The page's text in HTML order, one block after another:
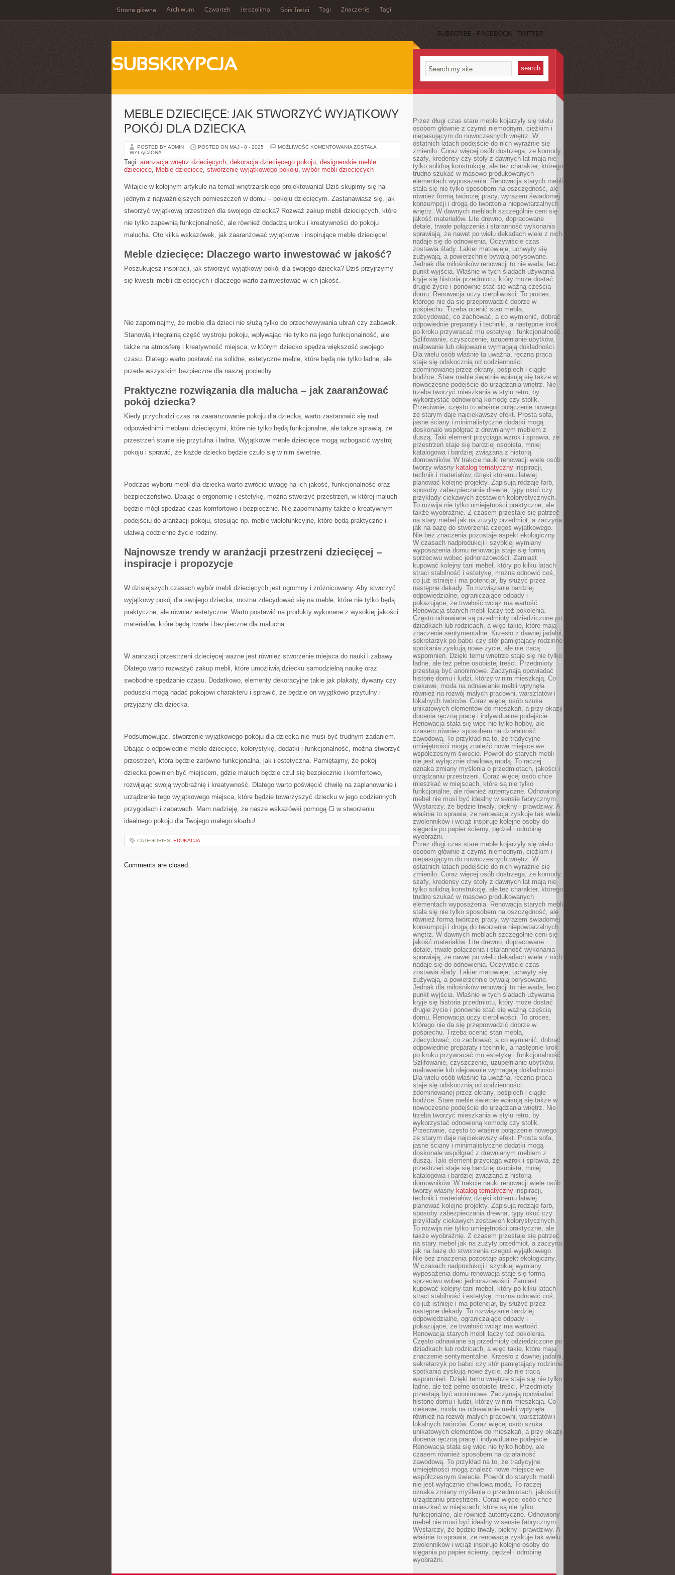
Strona główna Archiwum Czwartek Jerozolima Spis Treści Tagi Znaczenie Tagi
SUBSCRIBE FACEBOOK TWITTER
SUBSKRYPCJA
MEBLE DZIECIĘCE: JAK STWORZYĆ WYJĄTKOWY
POKÓJ DLA DZIECKA
POSTED BY ADMIN POSTED ON MAJ - 8 - 2025 MOŻLIWOŚĆ KOMENTOWANIA MEBLE
STWORZYĆ
WYJĄTKOWY
POKÓJ
DZIECKA
ZOSTAŁA
WYŁĄCZONA
Tagi: aranżacja wnętrz dziecięcych, dekoracja dziecięcego pokoju, designerskie meble
dziecięce, Meble dziecięce, stworzenie wyjątkowego pokoju, wybór mebli dziecięcych
Witajcie w kolejnym artykule na temat wnętrzarskiego projektowania! Dziś skupimy ⁣się na
jednym z najważniejszych​ pomieszczeń‍ w​ domu‌ – ⁢pokoju dziecięcym. Zastanawiasz się, jak
stworzyć wyjątkową przestrzeń dla‌ swojego ‌dziecka? Rozważ zakup mebli dziecięcych,⁣ które
nie tylko zapewnią ⁤funkcjonalność, ale również dodadzą​ uroku i kreatywności do pokoju
malucha. Oto ⁤kilka wskazówek,⁢ jak zaaranżować⁤ wyjątkowe i inspirujące meble dziecięce!
Meble dziecięce: Dlaczego warto inwestować w jakość?
Poszukujesz⁢ inspiracji, jak stworzyć wyjątkowy pokój dla‌ swojego dziecka?​ Dziś⁤ przyjrzymy
‍się⁢ kwestii mebli dziecięcych i dlaczego warto⁢ zainwestować⁢ w‌ ich⁤ jakość.
Nie zapominajmy,⁤ że⁤ meble ⁣dla dzieci nie‌ służą‍ tylko do przechowywania ubrań czy zabawek.⁣
Stanowią integralną⁣ część ⁤wystroju pokoju, wpływając nie tylko na jego funkcjonalność, ale
także na atmosferę i kreatywność miejsca, w którym dziecko spędza większość⁢ swojego
czasu. Dlatego ⁤warto postawić na solidne, estetyczne meble, które będą nie tylko​ ładne, ale
przede wszystkim bezpieczne dla‌ naszej pociechy. ⁢
Praktyczne rozwiązania dla​ malucha – jak zaaranżować
pokój ⁤dziecka?
Kiedy przychodzi czas na zaaranżowanie ⁣pokoju dla‌ dziecka, ⁣warto zastanowić się⁣ nad
odpowiednimi​ meblami dziecięcymi, które nie tylko ‍będą funkcjonalne, ale także sprawią, że
przestrzeń stanie ⁤się przytulna⁣ i ładna. Wyjątkowe meble dziecięce​ mogą⁢ wzbogacić ⁢wystrój
pokoju⁢ i sprawić, że każde dziecko będzie czuło się w nim świetnie.
Podczas wyboru mebli dla dziecka warto zwrócić⁣ uwagę ⁤na ich jakość, funkcjonalność oraz
bezpieczeństwo. Dbając o ergonomię i estetykę,‌ można ⁤stworzyć przestrzeń,⁤ w⁣ której maluch
będzie mógł spędzać czas ‌komfortowo i ​bezpiecznie. Nie zapominajmy także o kreatywnym
podejściu do aranżacji pokoju, stosując np. meble wielofunkcyjne, które ⁢będą praktyczne i
‌ułatwią codzienne życie rodziny.
Najnowsze trendy w ​aranżacji przestrzeni ‌dziecięcej –
inspiracje i propozycje
W⁢ dzisiejszych czasach wybór mebli‍ dziecięcych jest ogromny ​i zróżnicowany. Aby stworzyć
wyjątkowy pokój dla‍ swojego dziecka, można zdecydować się⁢ na meble, które nie tylko będą
praktyczne, ale również estetyczne. Warto postawić na‌ produkty​ wykonane z ⁤wysokiej jakości
materiałów, które będą trwałe i bezpieczne dla malucha.
W aranżacji przestrzeni dziecięcej ważne jest również⁤ stworzenie miejsca do‌ nauki i zabawy.
Dlatego warto ⁣rozważyć zakup mebli, które umożliwią​ dziecku samodzielną naukę oraz
swobodne spędzanie czasu.‍ Dodatkowo, ⁣elementy⁤ dekoracyjne takie jak plakaty, dywany czy
poduszki mogą nadać pokojowi charakteru i sprawić, że będzie on wyjątkowo przytulny i
przyjazny dla‍ dziecka.
Podsumowując, stworzenie wyjątkowego pokoju dla dziecka nie⁢ musi być‌ trudnym ‌zadaniem.
Dbając o odpowiednie⁢ meble⁣ dziecięce, kolorystykę, dodatki i funkcjonalność, ⁤można stworzyć
⁤przestrzeń, która będzie⁣ zarówno funkcjonalna, jak‍ i estetyczna. ​Pamiętajmy, że pokój
‍dziecka powinien ‍być miejscem, gdzie maluch będzie czuł się bezpiecznie i komfortowo,
rozwijając swoją wyobraźnię i⁢ kreatywność. Dlatego warto⁢ poświęcić ⁣chwilę na zaplanowanie ⁤i‍
urządzenie tego wyjątkowego miejsca, które⁤ będzie towarzyszyć dziecku w jego codziennych
przygodach i zabawach. Mam nadzieję, że nasze wskazówki⁣ pomogą Ci ⁢w stworzeniu
idealnego pokoju dla Twojego małego skarbu!
CATEGORIES: EDUKACJA
Comments are closed.
Przez długi czas stare meble kojarzyły się wielu
osobom głównie z czymś niemodnym, ciężkim i
niepasującym do nowoczesnych wnętrz. W
ostatnich latach podejście do nich wyraźnie się
zmieniło. Coraz więcej osób dostrzega, że komody,
szafy, kredensy czy stoły z dawnych lat mają nie
tylko solidną konstrukcję, ale też charakter, którego
trudno szukać w masowo produkowanych
elementach wyposażenia. Renowacja starych mebli
stała się nie tylko sposobem na oszczędność, ale
również formą twórczej pracy, wyrazem świadomej
konsumpcji i drogą do tworzenia niepowtarzalnych
wnętrz. W dawnych meblach szczególnie ceni się
jakość materiałów. Lite drewno, dopracowane
detale, trwałe połączenia i staranność wykonania
sprawiają, że nawet po wielu dekadach wiele z nich
nadaje się do odnowienia. Oczywiście czas
zostawia ślady. Lakier matowieje, uchwyty się
zużywają, a powierzchnie bywają porysowane.
Jednak dla miłośników renowacji to nie wada, lecz
punkt wyjścia. Właśnie w tych śladach używania
kryje się historia przedmiotu, który może dostać
drugie życie i ponownie stać się ważną częścią
domu. Renowacja uczy cierpliwości. To proces,
którego nie da się przeprowadzić dobrze w
pośpiechu. Trzeba ocenić stan mebla,
zdecydować, co zachować, a co wymienić, dobrać
odpowiednie preparaty i techniki, a następnie krok
po kroku przywracać mu estetykę i funkcjonalność.
Szlifowanie, czyszczenie, uzupełnianie ubytków,
malowanie lub olejowanie wymagają dokładności.
Dla wielu osób właśnie ta uważna, ręczna praca
staje się odskocznią od codzienności
zdominowanej przez ekrany, pośpiech i ciągłe
bodźce. Stare meble świetnie wpisują się także w
nowoczesne podejście do urządzania wnętrz. Nie
trzeba tworzyć mieszkania w stylu retro, by
wykorzystać odnowioną komodę czy stolik.
Przeciwnie, często to właśnie połączenie nowego
ze starym daje najciekawszy efekt. Prosta sofa,
jasne ściany i minimalistyczne dodatki mogą
doskonale współgrać z drewnianym meblem z
duszą. Taki element przyciąga wzrok i sprawia, że
przestrzeń staje się bardziej osobista, mniej
katalogowa i bardziej związana z historią
domowników. W trakcie nauki renowacji wiele osób
tworzy własny katalog tematyczny inspiracji,
technik i materiałów, dzięki któremu łatwiej
planować kolejne projekty. Zapisują rodzaje farb,
sposoby zabezpieczania drewna, typy okuć czy
przykłady ciekawych zestawień kolorystycznych.
To rozwija nie tylko umiejętności praktyczne, ale
także wyobraźnię. Z czasem przestaje się patrzeć
na stary mebel jak na zużyty przedmiot, a zaczyna
jak na bazę do stworzenia czegoś wyjątkowego.
Nie bez znaczenia pozostaje aspekt ekologiczny.
W czasach nadprodukcji i szybkiej wymiany
wyposażenia domu renowacja staje się formą
sprzeciwu wobec jednorazowości. Zamiast
kupować kolejny tani mebel, który po kilku latach
straci stabilność i estetykę, można odnowić coś,
co już istnieje i ma potencjał, by służyć przez
następne dekady. To rozwiązanie bardziej
odpowiedzialne, ograniczające odpady i
pokazujące, że trwałość wciąż ma wartość.
Renowacja starych mebli łączy też pokolenia.
Często odnawiane są przedmioty odziedziczone po
dziadkach lub rodzicach, a więc takie, które mają
znaczenie sentymentalne. Krzesło z dawnej jadalni,
sekretarzyk po babci czy stół pamiętający rodzinne
spotkania zyskują nowe życie, ale nie tracą
wspomnień. Dzięki temu wnętrze staje się nie tylko
ładne, ale też pełne osobistej treści. Przedmioty
przestają być anonimowe. Zaczynają opowiadać
historię domu i ludzi, którzy w nim mieszkają. Co
ciekawe, moda na odnawianie mebli wpłynęła
również na rozwój małych pracowni, warsztatów i
lokalnych twórców. Coraz więcej osób szuka
unikatowych elementów do mieszkań, a przy okazji
docenia ręczną pracę i indywidualne podejście.
Renowacja stała się więc nie tylko hobby, ale
czasem również sposobem na działalność
zawodową. To przykład na to, że tradycyjne
umiejętności mogą znaleźć nowe miejsce we
współczesnym świecie. Powrót do starych mebli
nie jest wyłącznie chwilową modą. To raczej
oznaka zmiany myślenia o przedmiotach, jakości i
urządzaniu przestrzeni. Coraz więcej osób chce
mieszkać w miejscach, które są nie tylko
funkcjonalne, ale również autentyczne. Odnowiony
mebel nie musi być idealny w sensie fabrycznym.
Wystarczy, że będzie trwały, piękny i prawdziwy. A
właśnie to sprawia, że renowacja zyskuje tak wielu
zwolenników i wciąż inspiruje kolejne osoby do
sięgania po papier ścierny, pędzel i odrobinę
wyobraźni.
Przez długi czas stare meble kojarzyły się wielu
osobom głównie z czymś niemodnym, ciężkim i
niepasującym do nowoczesnych wnętrz. W
ostatnich latach podejście do nich wyraźnie się
zmieniło. Coraz więcej osób dostrzega, że komody,
szafy, kredensy czy stoły z dawnych lat mają nie
tylko solidną konstrukcję, ale też charakter, którego
trudno szukać w masowo produkowanych
elementach wyposażenia. Renowacja starych mebli
stała się nie tylko sposobem na oszczędność, ale
również formą twórczej pracy, wyrazem świadomej
konsumpcji i drogą do tworzenia niepowtarzalnych
wnętrz. W dawnych meblach szczególnie ceni się
jakość materiałów. Lite drewno, dopracowane
detale, trwałe połączenia i staranność wykonania
sprawiają, że nawet po wielu dekadach wiele z nich
nadaje się do odnowienia. Oczywiście czas
zostawia ślady. Lakier matowieje, uchwyty się
zużywają, a powierzchnie bywają porysowane.
Jednak dla miłośników renowacji to nie wada, lecz
punkt wyjścia. Właśnie w tych śladach używania
kryje się historia przedmiotu, który może dostać
drugie życie i ponownie stać się ważną częścią
domu. Renowacja uczy cierpliwości. To proces,
którego nie da się przeprowadzić dobrze w
pośpiechu. Trzeba ocenić stan mebla,
zdecydować, co zachować, a co wymienić, dobrać
odpowiednie preparaty i techniki, a następnie krok
po kroku przywracać mu estetykę i funkcjonalność.
Szlifowanie, czyszczenie, uzupełnianie ubytków,
malowanie lub olejowanie wymagają dokładności.
Dla wielu osób właśnie ta uważna, ręczna praca
staje się odskocznią od codzienności
zdominowanej przez ekrany, pośpiech i ciągłe
bodźce. Stare meble świetnie wpisują się także w
nowoczesne podejście do urządzania wnętrz. Nie
trzeba tworzyć mieszkania w stylu retro, by
wykorzystać odnowioną komodę czy stolik.
Przeciwnie, często to właśnie połączenie nowego
ze starym daje najciekawszy efekt. Prosta sofa,
jasne ściany i minimalistyczne dodatki mogą
doskonale współgrać z drewnianym meblem z
duszą. Taki element przyciąga wzrok i sprawia, że
przestrzeń staje się bardziej osobista, mniej
katalogowa i bardziej związana z historią
domowników. W trakcie nauki renowacji wiele osób
tworzy własny katalog tematyczny inspiracji,
technik i materiałów, dzięki któremu łatwiej
planować kolejne projekty. Zapisują rodzaje farb,
sposoby zabezpieczania drewna, typy okuć czy
przykłady ciekawych zestawień kolorystycznych.
To rozwija nie tylko umiejętności praktyczne, ale
także wyobraźnię. Z czasem przestaje się patrzeć
na stary mebel jak na zużyty przedmiot, a zaczyna
jak na bazę do stworzenia czegoś wyjątkowego.
Nie bez znaczenia pozostaje aspekt ekologiczny.
W czasach nadprodukcji i szybkiej wymiany
wyposażenia domu renowacja staje się formą
sprzeciwu wobec jednorazowości. Zamiast
kupować kolejny tani mebel, który po kilku latach
straci stabilność i estetykę, można odnowić coś,
co już istnieje i ma potencjał, by służyć przez
następne dekady. To rozwiązanie bardziej
odpowiedzialne, ograniczające odpady i
pokazujące, że trwałość wciąż ma wartość.
Renowacja starych mebli łączy też pokolenia.
Często odnawiane są przedmioty odziedziczone po
dziadkach lub rodzicach, a więc takie, które mają
znaczenie sentymentalne. Krzesło z dawnej jadalni,
sekretarzyk po babci czy stół pamiętający rodzinne
spotkania zyskują nowe życie, ale nie tracą
wspomnień. Dzięki temu wnętrze staje się nie tylko
ładne, ale też pełne osobistej treści. Przedmioty
przestają być anonimowe. Zaczynają opowiadać
historię domu i ludzi, którzy w nim mieszkają. Co
ciekawe, moda na odnawianie mebli wpłynęła
również na rozwój małych pracowni, warsztatów i
lokalnych twórców. Coraz więcej osób szuka
unikatowych elementów do mieszkań, a przy okazji
docenia ręczną pracę i indywidualne podejście.
Renowacja stała się więc nie tylko hobby, ale
czasem również sposobem na działalność
zawodową. To przykład na to, że tradycyjne
umiejętności mogą znaleźć nowe miejsce we
współczesnym świecie. Powrót do starych mebli
nie jest wyłącznie chwilową modą. To raczej
oznaka zmiany myślenia o przedmiotach, jakości i
urządzaniu przestrzeni. Coraz więcej osób chce
mieszkać w miejscach, które są nie tylko
funkcjonalne, ale również autentyczne. Odnowiony
mebel nie musi być idealny w sensie fabrycznym.
Wystarczy, że będzie trwały, piękny i prawdziwy. A
właśnie to sprawia, że renowacja zyskuje tak wielu
zwolenników i wciąż inspiruje kolejne osoby do
sięgania po papier ścierny, pędzel i odrobinę
wyobraźni.